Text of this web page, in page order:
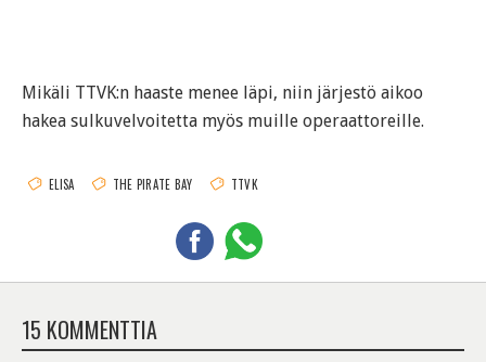
Mikäli TTVK:n haaste menee läpi, niin järjestö aikoo
hakea sulkuvelvoitetta myös muille operaattoreille.
ELISA THE PIRATE BAY TTVK
15 KOMMENTTIA